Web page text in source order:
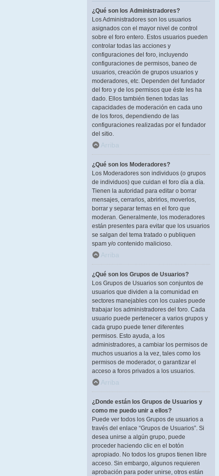
¿Qué son los Administradores?
Los Administradores son los usuarios
asignados con el mayor nivel de control
sobre el foro entero. Estos usuarios pueden
controlar todas las acciones y
configuraciones del foro, incluyendo
configuraciones de permisos, baneo de
usuarios, creación de grupos usuarios y
moderadores, etc. Dependen del fundador
del foro y de los permisos que éste les ha
dado. Ellos también tienen todas las
capacidades de moderación en cada uno
de los foros, dependiendo de las
configuraciones realizadas por el fundador
del sitio.
Arriba
¿Qué son los Moderadores?
Los Moderadores son individuos (o grupos
de individuos) que cuidan el foro día a día.
Tienen la autoridad para editar o borrar
mensajes, cerrarlos, abrirlos, moverlos,
borrar y separar temas en el foro que
moderan. Generalmente, los moderadores
están presentes para evitar que los usuarios
se salgan del tema tratado o publiquen
spam y/o contenido malicioso.
Arriba
¿Qué son los Grupos de Usuarios?
Los Grupos de Usuarios son conjuntos de
usuarios que dividen a la comunidad en
sectores manejables con los cuales puede
trabajar los administradores del foro. Cada
usuario puede pertenecer a varios grupos y
cada grupo puede tener diferentes
permisos. Esto ayuda, a los
administradores, a cambiar los permisos de
muchos usuarios a la vez, tales como los
permisos de moderador, o garantizar el
acceso a foros privados a los usuarios.
Arriba
¿Donde están los Grupos de Usuarios y
como me puedo unir a ellos?
Puede ver todos los Grupos de usuarios a
través del enlace “Grupos de Usuarios”. Si
desea unirse a algún grupo, puede
proceder haciendo clic en el botón
apropiado. No todos los grupos tienen libre
acceso. Sin embargo, algunos requieren
aprobación para poder unirse, otros están